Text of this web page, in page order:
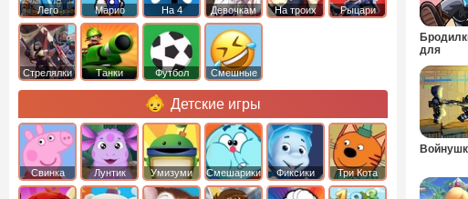
для
Лего Марио На 4 Девочкам На троих Рыцари
Стрелялки Танки Футбол Смешные
Детские игры
Свинка
Пеппа
Лунтик Умизуми Смешарики Фиксики Три Кота